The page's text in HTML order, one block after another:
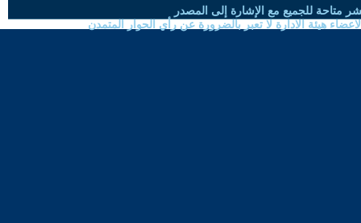
متاحة للجميع مع الإشارة إلى المصدر
هيئة الادارة لا تعبر بالضرورة عن رأي الحوار المتمدن